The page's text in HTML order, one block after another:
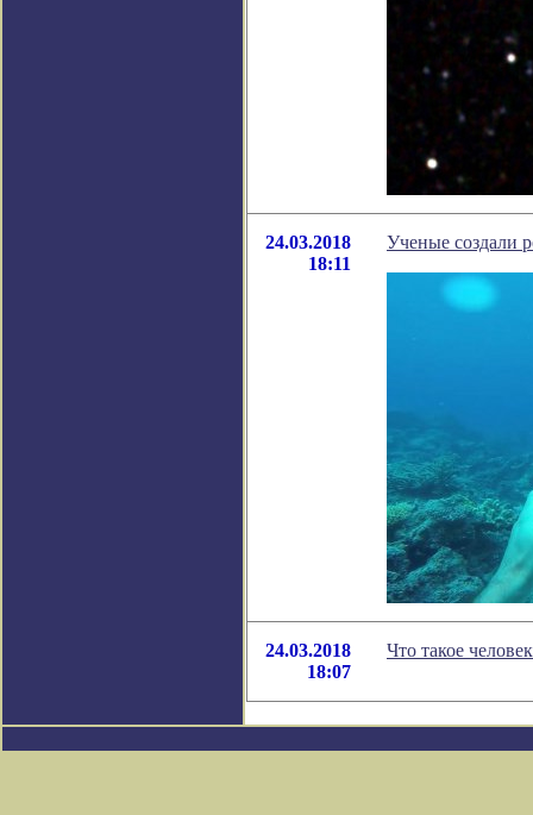
24.03.2018
18:11
Ученые создали
24.03.2018
18:07
Что такое